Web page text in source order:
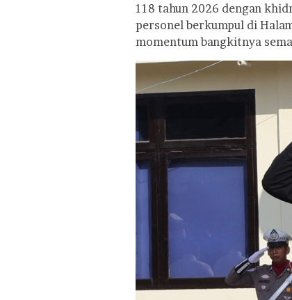
118 tahun 2026 dengan
personel berkumpul di
momentum bangkitnya